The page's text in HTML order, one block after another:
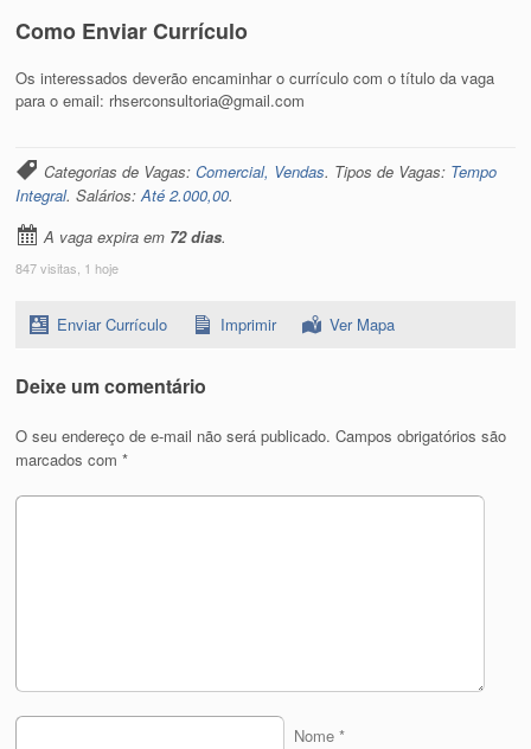
Como Enviar Currículo
Os interessados deverão encaminhar o currículo com o título da vaga
para o email: rhserconsultoria@gmail.com
Categorias de Vagas:Comercial, Vendas. Tipos de Vagas: Tempo
Integral. Salários:Até 2.000,00.
A vaga expira em 72 dias.
847 visitas, 1 hoje
Enviar Currículo Imprimir Ver Mapa
Deixe um comentário
O seu endereço de e-mail não será publicado. Campos obrigatórios são
marcados com*
Nome *